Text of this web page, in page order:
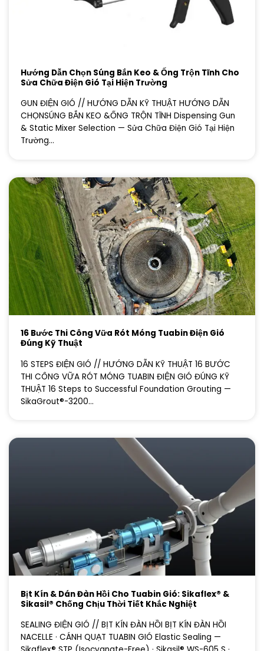
Hướng Dẫn Chọn Súng Bắn Keo & Ống Trộn Tĩnh Cho
Sửa Chữa Điện Gió Tại Hiện Trường
GUN ĐIỆN GIÓ // HƯỚNG DẪN KỸ THUẬT HƯỚNG DẪN
CHỌNSÚNG BẮN KEO &ỐNG TRỘN TĨNH Dispensing Gun
& Static Mixer Selection — Sửa Chữa Điện Gió Tại Hiện
Trường...
16 Bước Thi Công Vữa Rót Móng Tuabin Điện Gió
Đúng Kỹ Thuật
16 STEPS ĐIỆN GIÓ // HƯỚNG DẪN KỸ THUẬT 16 BƯỚC
THI CÔNG VỮA RÓT MÓNG TUABIN ĐIỆN GIÓ ĐÚNG KỸ
THUẬT 16 Steps to Successful Foundation Grouting —
SikaGrout®-3200...
Bịt Kín & Dán Đàn Hồi Cho Tuabin Gió: Sikaflex® &
Sikasil® Chống Chịu Thời Tiết Khắc Nghiệt
SEALING ĐIỆN GIÓ // BỊT KÍN ĐÀN HỒI BỊT KÍN ĐÀN HỒI
NACELLE · CÁNH QUẠT TUABIN GIÓ Elastic Sealing —